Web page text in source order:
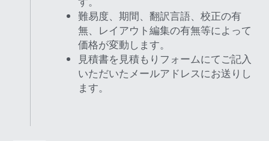
難易度、期間、翻訳言語、校正の有
無、レイアウト編集の有無等によって
価格が変動します。
見積書を見積もりフォームにてご記入
いただいたメールアドレスにお送りし
ます。